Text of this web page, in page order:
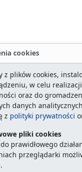
cookies
z plików cookies,
w celu
oraz do
danych
z polityki prywatności
pliki cookies
prawidłowego
przeglądarki